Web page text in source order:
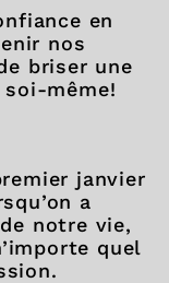
en
nos
briser une
soi-même!
janvier
a
notre vie,
quel